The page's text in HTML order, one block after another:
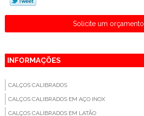
Solicite um orçamento
INFORMAÇÕES
CALÇOS CALIBRADOS
CALÇOS CALIBRADOS EM AÇO INOX
CALÇOS CALIBRADOS EM LATÃO